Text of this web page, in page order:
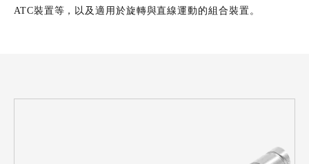
ATC裝置等，以及適用於旋轉與直線運動的組合裝置。